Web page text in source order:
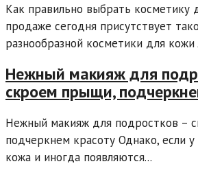
Как правильно выбрать косметику
продаже сегодня присутствует
разнообразной косметики для кожи
Нежный макияж для
скроем прыщи,
Нежный макияж для подростков –
подчеркнем красоту Однако, если
кожа и иногда появляются...